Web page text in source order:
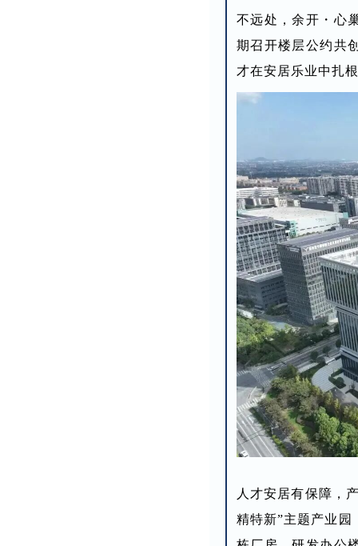
不远处，余开・心
期召开楼层公约共
才在安居乐业中扎
人才安居有保障，
精特新”主题产业园